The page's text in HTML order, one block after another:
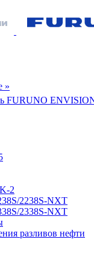
»
FURUNO
2
2238S-NXT
2338S-NXT
разливов нефти